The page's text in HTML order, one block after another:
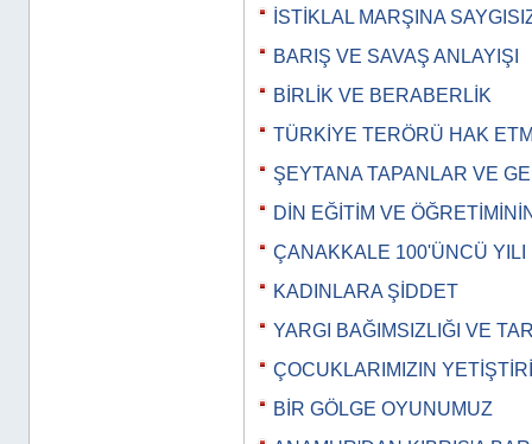
İSTİKLAL MARŞINA
BARIŞ VE SAVAŞ ANLAYIŞI
BİRLİK VE BERABERLİK
TÜRKİYE TERÖRÜ HAK
ŞEYTANA TAPANLAR VE
DİN EĞİTİM VE
ÇANAKKALE 100'ÜNCÜ YILI
KADINLARA ŞİDDET
YARGI BAĞIMSIZLIĞI VE
ÇOCUKLARIMIZIN
BİR GÖLGE OYUNUMUZ